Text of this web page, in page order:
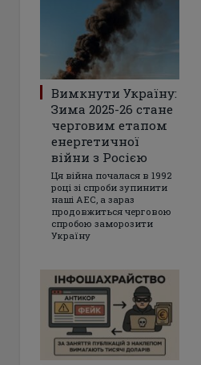
Вимкнути Україну:
Зима 2025-26 стане
черговим етапом
енергетичної
війни з Росією
Ця війна почалася в 1992
році зі спроби зупинити
наші АЕС, а зараз
продовжиться черговою
спробою заморозити
Україну